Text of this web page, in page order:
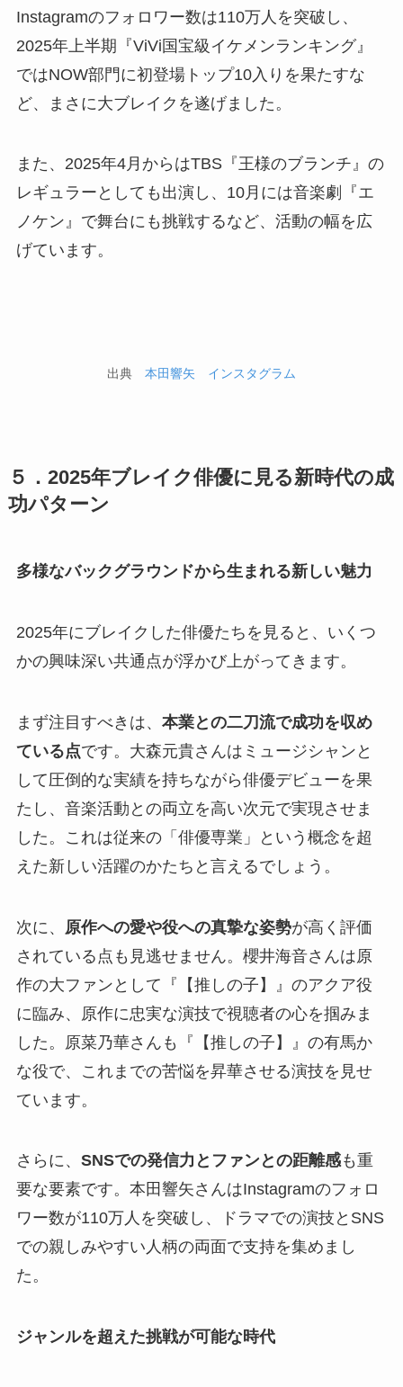
Instagramのフォロワー数は110万人を突破し、
2025年上半期『ViVi国宝級イケメンランキング』
ではNOW部門に初登場トップ10入りを果たすな
ど、まさに大ブレイクを遂げました。
また、2025年4月からはTBS『王様のブランチ』の
レギュラーとしても出演し、10月には音楽劇『エ
ノケン』で舞台にも挑戦するなど、活動の幅を広
げています。
出典 本田響矢 インスタグラム
５．2025年ブレイク俳優に見る新時代の成
功パターン
多様なバックグラウンドから生まれる新しい魅力
2025年にブレイクした俳優たちを見ると、いくつ
かの興味深い共通点が浮かび上がってきます。
まず注目すべきは、 本業との二刀流で成功を収め
ている点です。大森元貴さんはミュージシャンと
して圧倒的な実績を持ちながら俳優デビューを果
たし、音楽活動との両立を高い次元で実現させま
した。これは従来の「俳優専業」という概念を超
えた新しい活躍のかたちと言えるでしょう。
次に、 原作への愛や役への真摯な姿勢が高く評価
されている点も見逃せません。櫻井海音さんは原
作の大ファンとして『【推しの子】』のアクア役
に臨み、原作に忠実な演技で視聴者の心を掴みま
した。原菜乃華さんも『【推しの子】』の有馬か
な役で、これまでの苦悩を昇華させる演技を見せ
ています。
さらに、 SNSでの発信力とファンとの距離感も重
要な要素です。本田響矢さんはInstagramのフォロ
ワー数が110万人を突破し、ドラマでの演技とSNS
での親しみやすい人柄の両面で支持を集めまし
た。
ジャンルを超えた挑戦が可能な時代